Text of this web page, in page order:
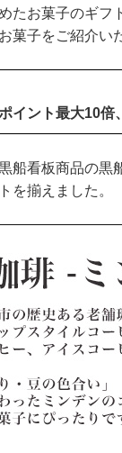
たお菓子のギフ
菓子をご紹介い
イント最大10倍
船看板商品の
を揃えました。